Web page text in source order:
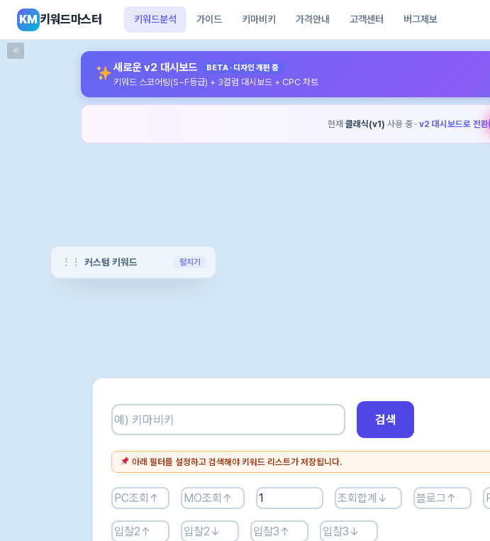
KM 키워드마스터 키워드분석 가이드 키마비키 가격안내 고객센터 버그제보
⟲
새로운 v2 대시보드 BETA · 디자인 개편 중
키워드 스코어링(S~F등급) + 3컬럼 대시보드 + CPC 차트
현재클래식(v1) 사용 중 ·v2 대시보드로 전환
검색
아래 필터를 설정하고 검색해야 키워드 리스트가 저장됩니다.
커스텀 키워드 펼치기